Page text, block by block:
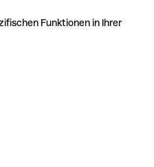
Funktionen in Ihrer